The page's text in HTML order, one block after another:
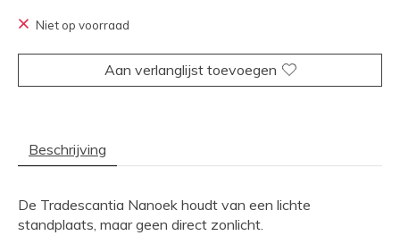
Niet op voorraad
Aan verlanglijst toevoegen
Beschrijving
De Tradescantia Nanoek houdt van een lichte
standplaats, maar geen direct zonlicht.